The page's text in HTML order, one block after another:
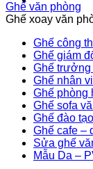
Ghế văn phòng
Ghế xoay văn
Ghế công
Ghế giám
Ghế trưởng
Ghế nhân
Ghế phòng
Ghế sofa
Ghế đào
Ghế cafe –
Sửa ghế
Mẫu Da –